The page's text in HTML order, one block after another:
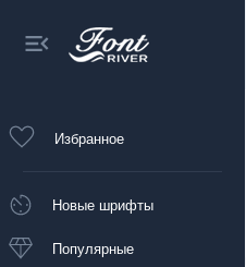
Избранное
Новые шрифты
Популярные